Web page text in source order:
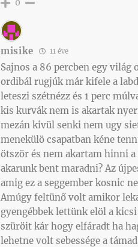
0
misike 11 éve
Sajnos a 86 percben egy
ordibál rugjúk már kifele a
leteszi szétnézz és 1 perc
kis kurvák nem is akartak
mezán kivül senki nem ugy
menekülö csapatban kéne
ötször és nem akartam hinni
akarunk bent maradni? Az
amig ez a seggember kosnic
Amúgy feltünő volt amikor
gyengébbek lettünk elöl a
szüröit kár hogy elfáradt ha
lehetne volt sebessége a